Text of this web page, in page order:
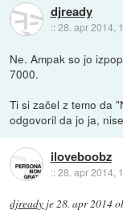
djready
::28. apr 2014,
Ne. Ampak so jo
7000.
Ti si začel z temo da
odgovoril da jo ja,
iloveboobz
::28. apr 2014,
djready je28. apr 2014